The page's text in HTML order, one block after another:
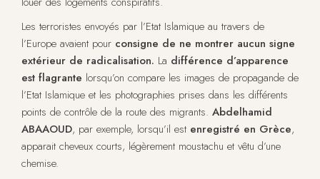
Les terroristes envoyés par l’Etat Islamique au travers de
l’Europe avaient pour consigne de ne montrer aucun signe
extérieur de radicalisation. La différence d’apparence
est flagrante lorsqu’on compare les images de propagande de
l’Etat Islamique et les photographies prises dans les différents
points de contrôle de la route des migrants. Abdelhamid
ABAAOUD, par exemple, lorsqu’il est enregistré en Grèce,
apparait cheveux courts, légèrement moustachu et vêtu d’une
chemise.